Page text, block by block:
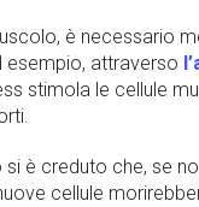
è necessario
esempio, attraverso
stimola le cellule
è creduto che, se
cellule